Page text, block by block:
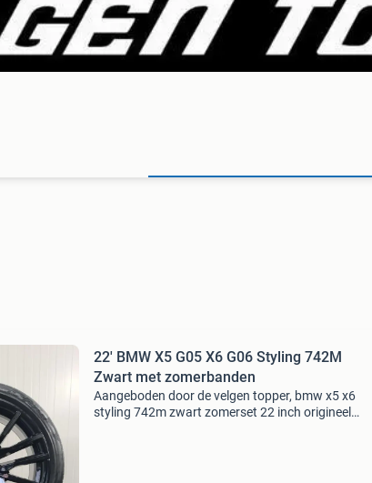
22' BMW X5 G05 X6 G06 Styling 742M
Zwart met zomerbanden
Aangeboden door de velgen topper, bmw x5 x6
styling 742m zwart zomerset 22 inch origineel